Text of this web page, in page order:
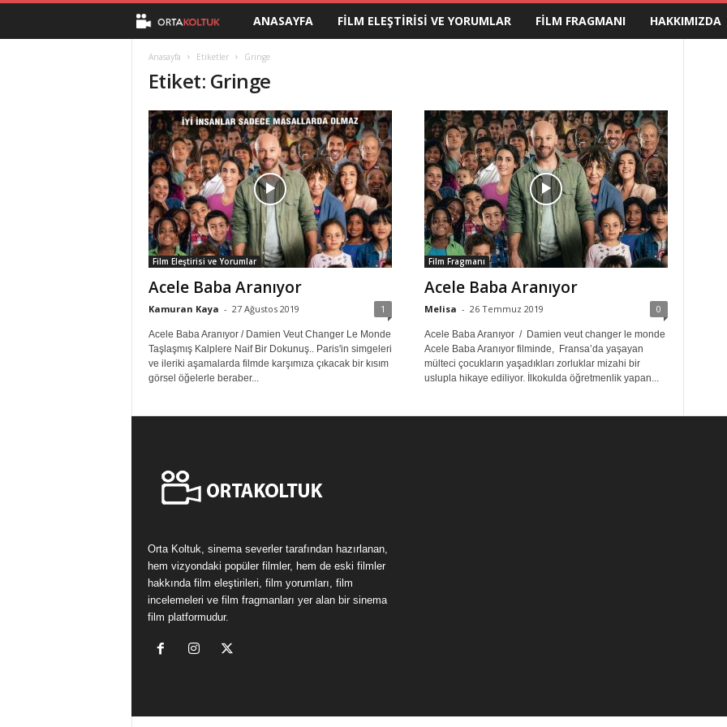
a
K
o
l
t
u
k
ANASAYFA FILM ELEŞTIRISI VE YORUMLAR FILM FRAGMANI HAKKIMIZDA
Anasayfa Etiketler Gringe
Etiket: Gringe
Film Eleştirisi ve Yorumlar
Acele Baba Aranıyor
Kamuran Kaya - 27 Ağustos 2019 1
Acele Baba Aranıyor / Damien Veut Changer Le Monde
Taşlaşmış Kalplere Naif Bir Dokunuş.. Paris'in simgeleri
ve ileriki aşamalarda filmde karşımıza çıkacak bir kısım
görsel öğelerle beraber...
Film Fragmanı
Acele Baba Aranıyor
Melisa - 26 Temmuz 2019 0
Acele Baba Aranıyor / Damien veut changer le monde
Acele Baba Aranıyor filminde, Fransa’da yaşayan
mülteci çocukların yaşadıkları zorluklar mizahi bir
uslupla hikaye ediliyor. İlkokulda öğretmenlik yapan...
Orta Koltuk, sinema severler tarafından hazırlanan,
hem vizyondaki popüler filmler, hem de eski filmler
hakkında film eleştirileri, film yorumları, film
incelemeleri ve film fragmanları yer alan bir sinema
film platformudur.